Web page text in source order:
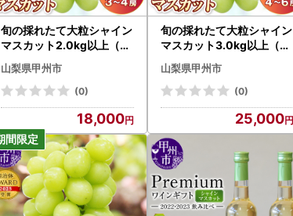
旬の採れたて大粒シャイン
マスカット2.0kg以上（3
房～4房）【2027年発送
】（HO）B18-401 シャイ
ンマスカット フルーツ
山梨県甲州市
(0)
18,000
旬の採れたて大粒シャイン
マスカット3.0kg以上（4
房～6房）【2027年発送
】（HO）C5-401 シャイ
ンマスカット フルーツ
山梨県甲州市
(0)
25,000